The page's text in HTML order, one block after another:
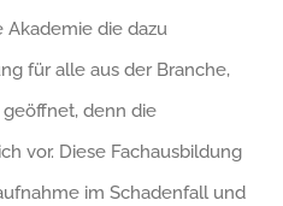
Akademie die dazu
für alle aus der Branche,
denn die
vor. Diese Fachausbildung
im Schadenfall und